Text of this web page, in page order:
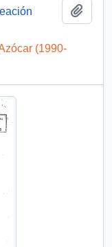
(1990-